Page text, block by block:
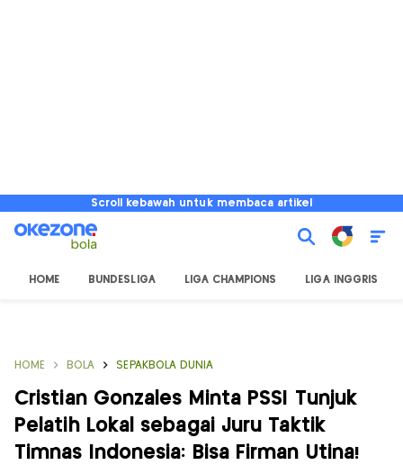
Scroll kebawah untuk membaca artikel
HOME BUNDESLIGA LIGA CHAMPIONS LIGA INGGRIS
HOME BOLA SEPAKBOLA DUNIA
Cristian Gonzales Minta PSSI Tunjuk
Pelatih Lokal sebagai Juru Taktik
Timnas Indonesia: Bisa Firman Utina!